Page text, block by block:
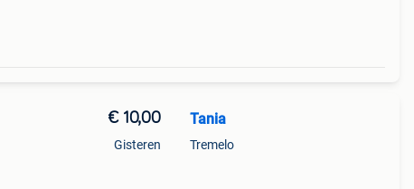
€ 10,00
Gisteren
Tania
Tremelo